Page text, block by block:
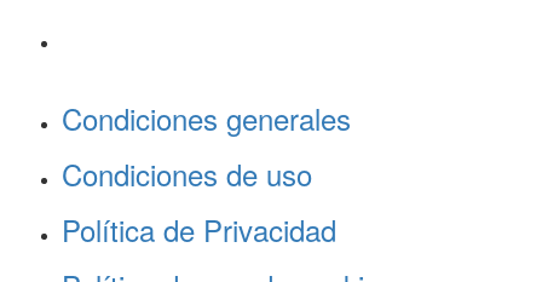
Condiciones generales
Condiciones de uso
Política de Privacidad